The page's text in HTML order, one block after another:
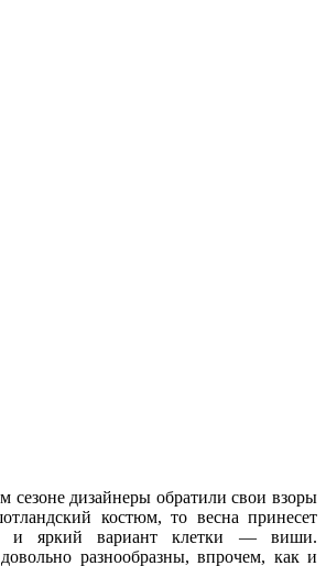
сезоне дизайнеры обратили свои взоры
костюм, то весна принесет
и яркий вариант клетки — виши.
разнообразны, впрочем, как и